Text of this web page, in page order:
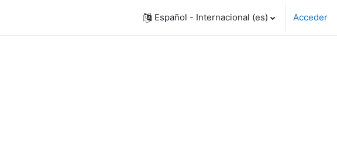
Español - Internacional ‎(es)‎ Acceder